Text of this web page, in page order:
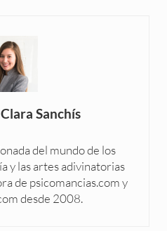
Clara Sanchís
del mundo de los
y las artes adivinatorias
de psicomancias.com y
desde 2008.